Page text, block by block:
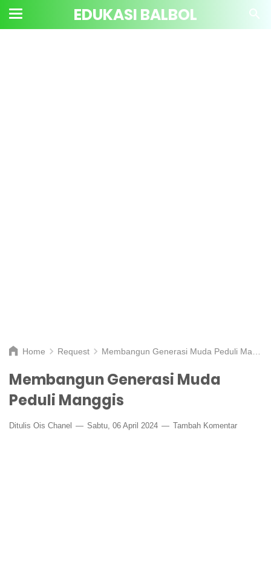
EDUKASI BALBOL
Home Request Membangun Generasi Muda Peduli Manggis
Membangun Generasi Muda
Peduli Manggis
Ditulis Ois Chanel Sabtu, 06 April 2024 Tambah Komentar